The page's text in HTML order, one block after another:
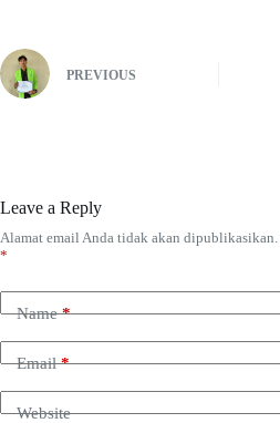
PREVIOUS
Leave a Reply
Alamat email Anda tidak akan dipublikasikan.
*
Name*
Email*
Website